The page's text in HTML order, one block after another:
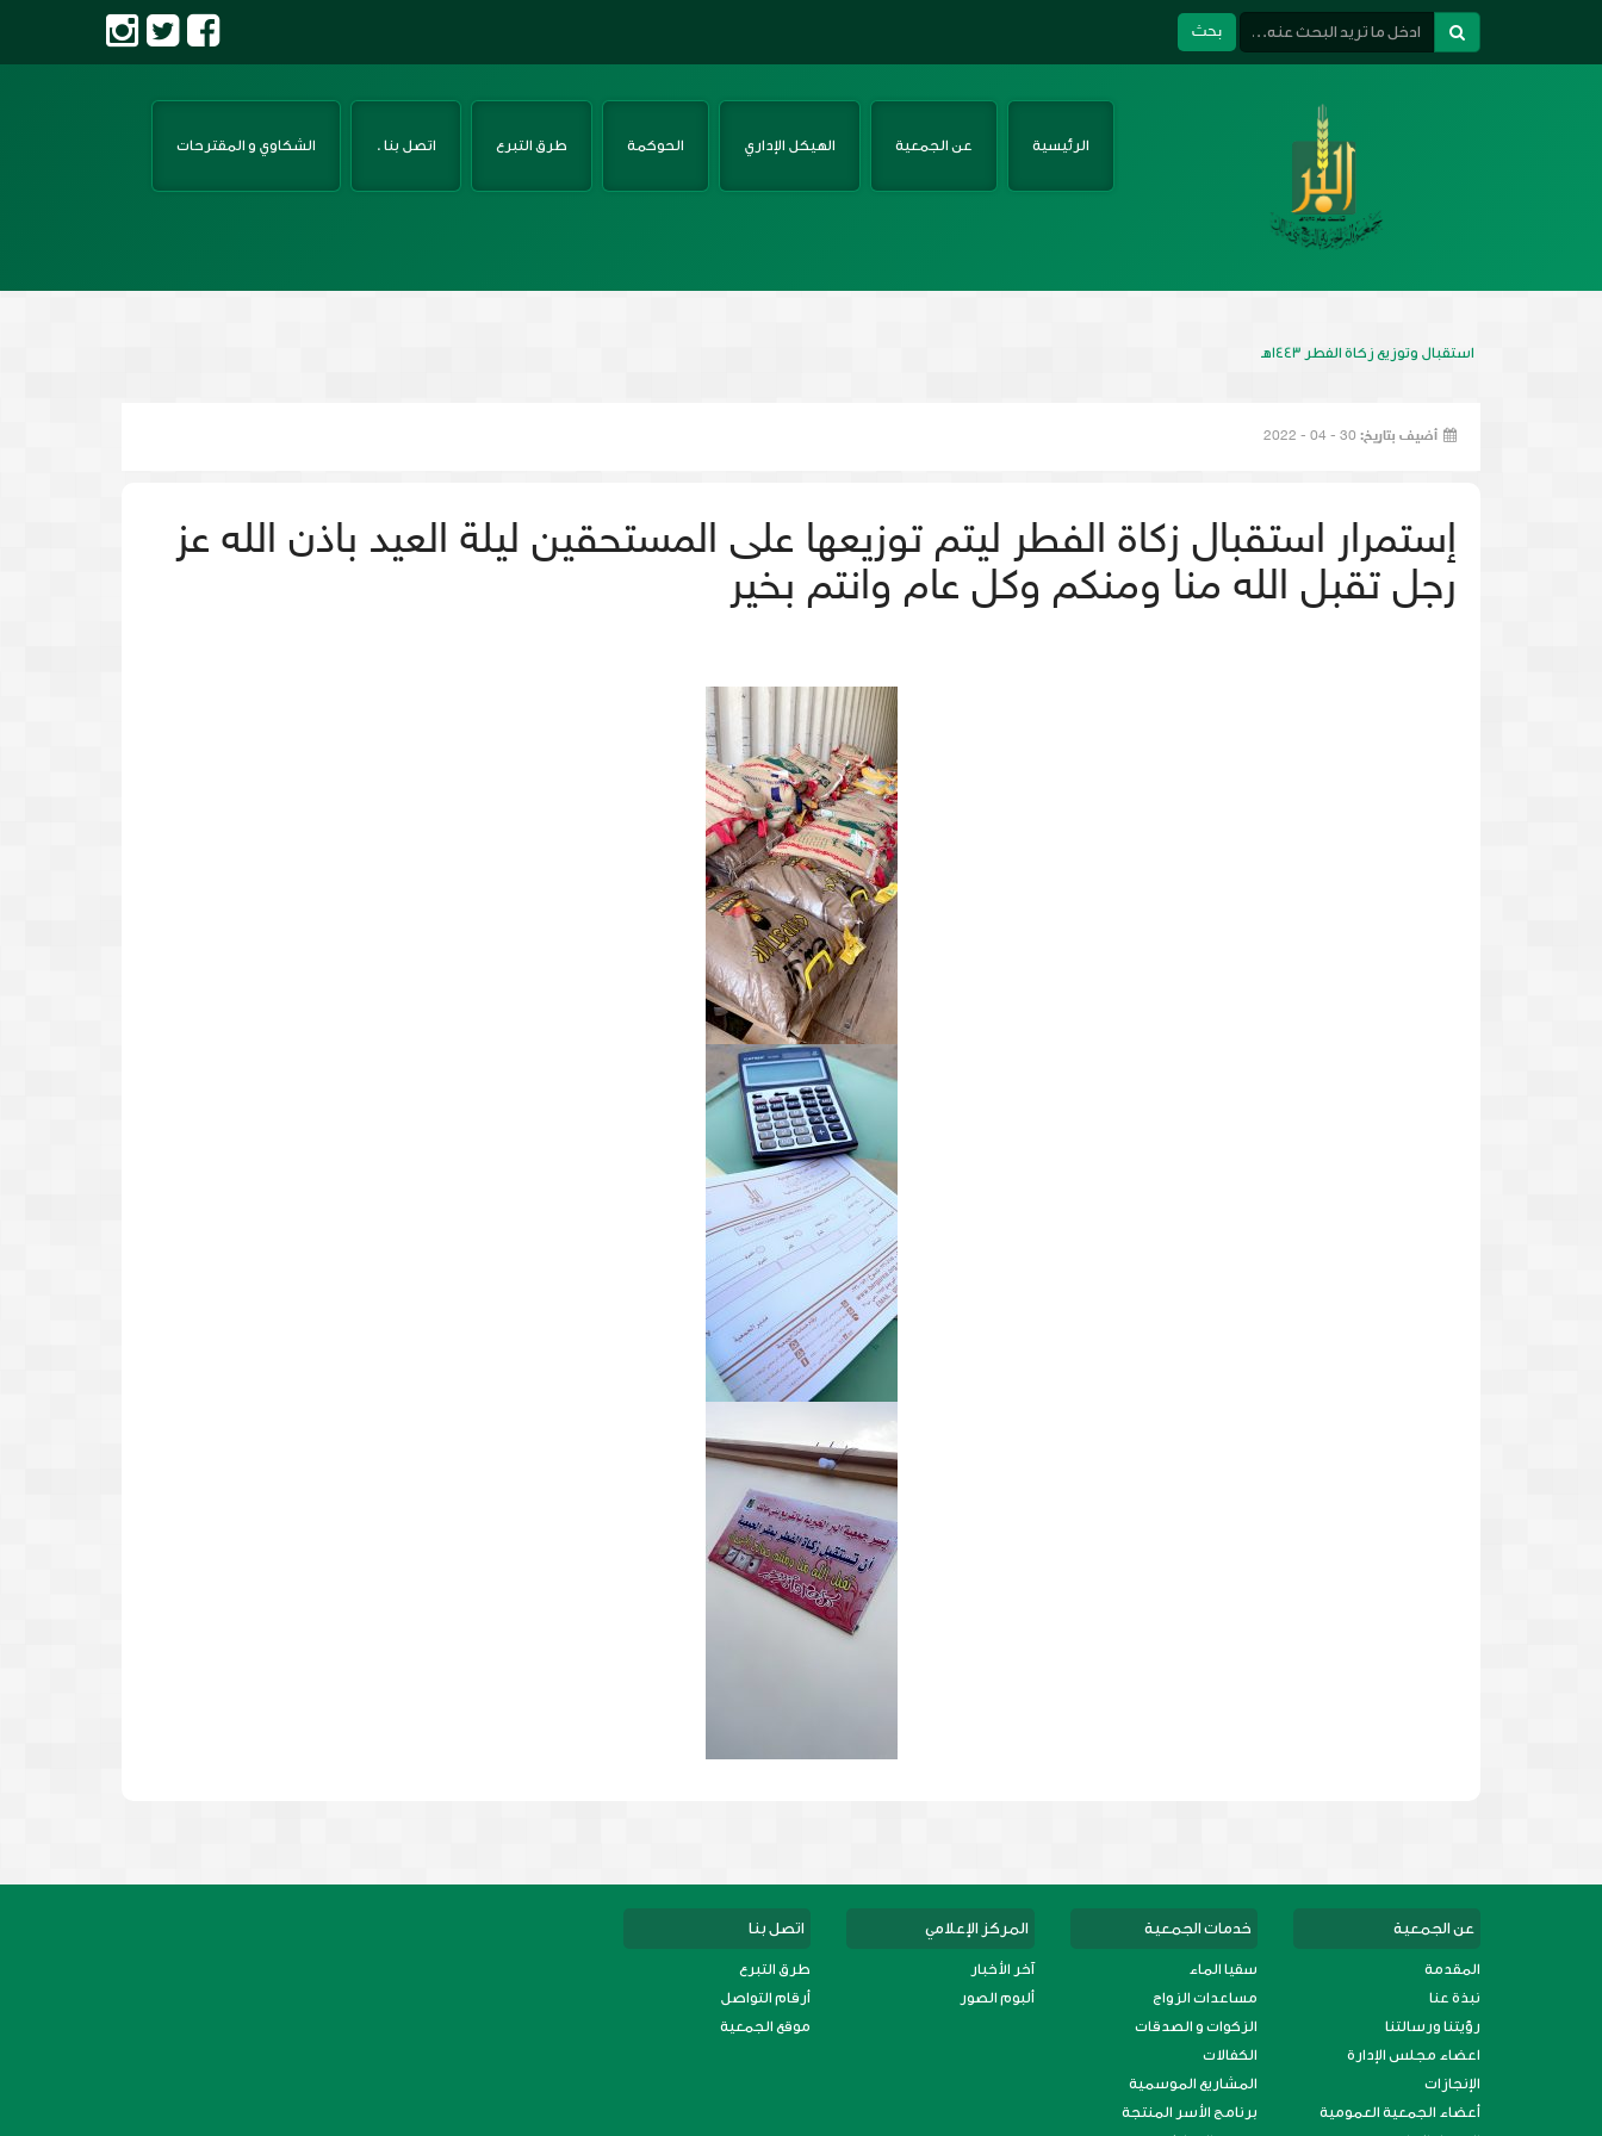
بحث
الرئيسية عن الجمعية الهيكل الإداري الحوكمة طرق التبرع اتصل بنا . الشكاوي و المقترحات
استقبال وتوزيع زكاة الفطر 1443هـ
أضيف بتاريخ:
إستمرار استقبال زكاة الفطر ليتم توزيعها على المستحقين ليلة العيد باذن الله عز
رجل تقبل الله منا ومنكم وكل عام وانتم بخير
عن الجمعية
المقدمة
نبذة عنا
رؤيتنا ورسالتنا
اعضاء مجلس الإدارة
الإنجازات
أعضاء الجمعية العمومية
خدمات الجمعية
سقيا الماء
مساعدات الزواج
الزكوات و الصدقات
الكفالات
المشاريع الموسمية
برنامج الأسر المنتجة
المركز الإعلامي
آخر الأخبار
ألبوم الصور
اتصل بنا
طرق التبرع
أرقام التواصل
موقع الجمعية